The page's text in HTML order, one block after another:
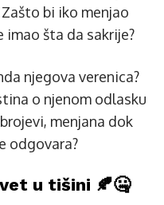
bi iko menjao
imao šta da sakrije?
njegova verenica?
o njenom odlasku
menjana dok
odgovara?
u tišini 🍂🤐